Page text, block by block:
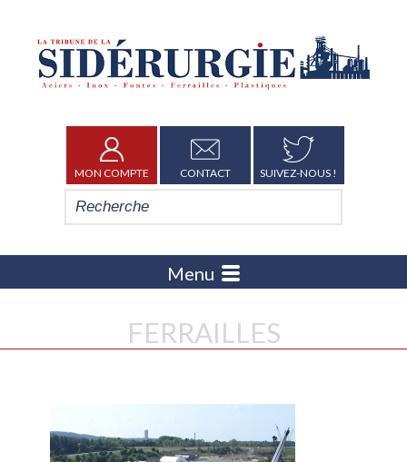
MON COMPTE CONTACT SUIVEZ-NOUS !
Menu
FERRAILLES